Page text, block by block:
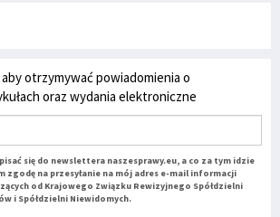
otrzymywać powiadomienia o
oraz wydania elektroniczne
się do newslettera naszesprawy.eu, a co za tym idzie
zgodę na przesyłanie na mój adres e-mail informacji
od Krajowego Związku Rewizyjnego Spółdzielni
i Spółdzielni Niewidomych.